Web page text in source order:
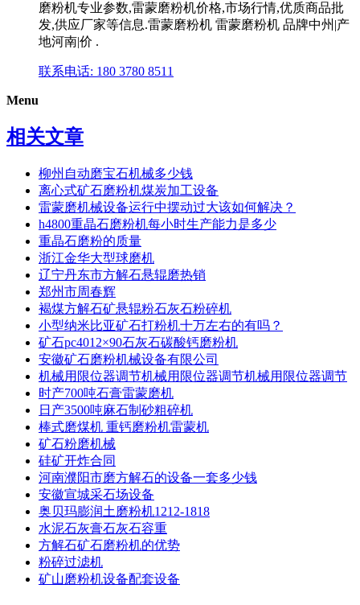
磨粉机专业参数,雷蒙磨粉机价格,市场行情,优质商品批
发,供应厂家等信息.雷蒙磨粉机 雷蒙磨粉机 品牌中州|产
地河南|价 .
联系电话: 180 3780 8511
Menu
相关文章
柳州自动磨宝石机械多少钱
离心式矿石磨粉机煤炭加工设备
雷蒙磨机械设备运行中摆动过大该如何解决？
h4800重晶石磨粉机每小时生产能力是多少
重晶石磨粉的质量
浙江金华大型球磨机
辽宁丹东市方解石悬辊磨热销
郑州市周春辉
褐煤方解石矿悬辊粉石灰石粉碎机
小型纳米比亚矿石打粉机十万左右的有吗？
矿石pc4012×90石灰石碳酸钙磨粉机
安徽矿石磨粉机械设备有限公司
机械用限位器调节机械用限位器调节机械用限位器调节
时产700吨石膏雷蒙磨机
日产3500吨麻石制砂粗碎机
棒式磨煤机 重钙磨粉机雷蒙机
矿石粉磨机械
硅矿开炸合同
河南濮阳市磨方解石的设备一套多少钱
安徽宣城采石场设备
奥贝玛膨润土磨粉机1212-1818
水泥石灰膏石灰石容重
方解石矿石磨粉机的优势
粉碎过滤机
矿山磨粉机设备配套设备